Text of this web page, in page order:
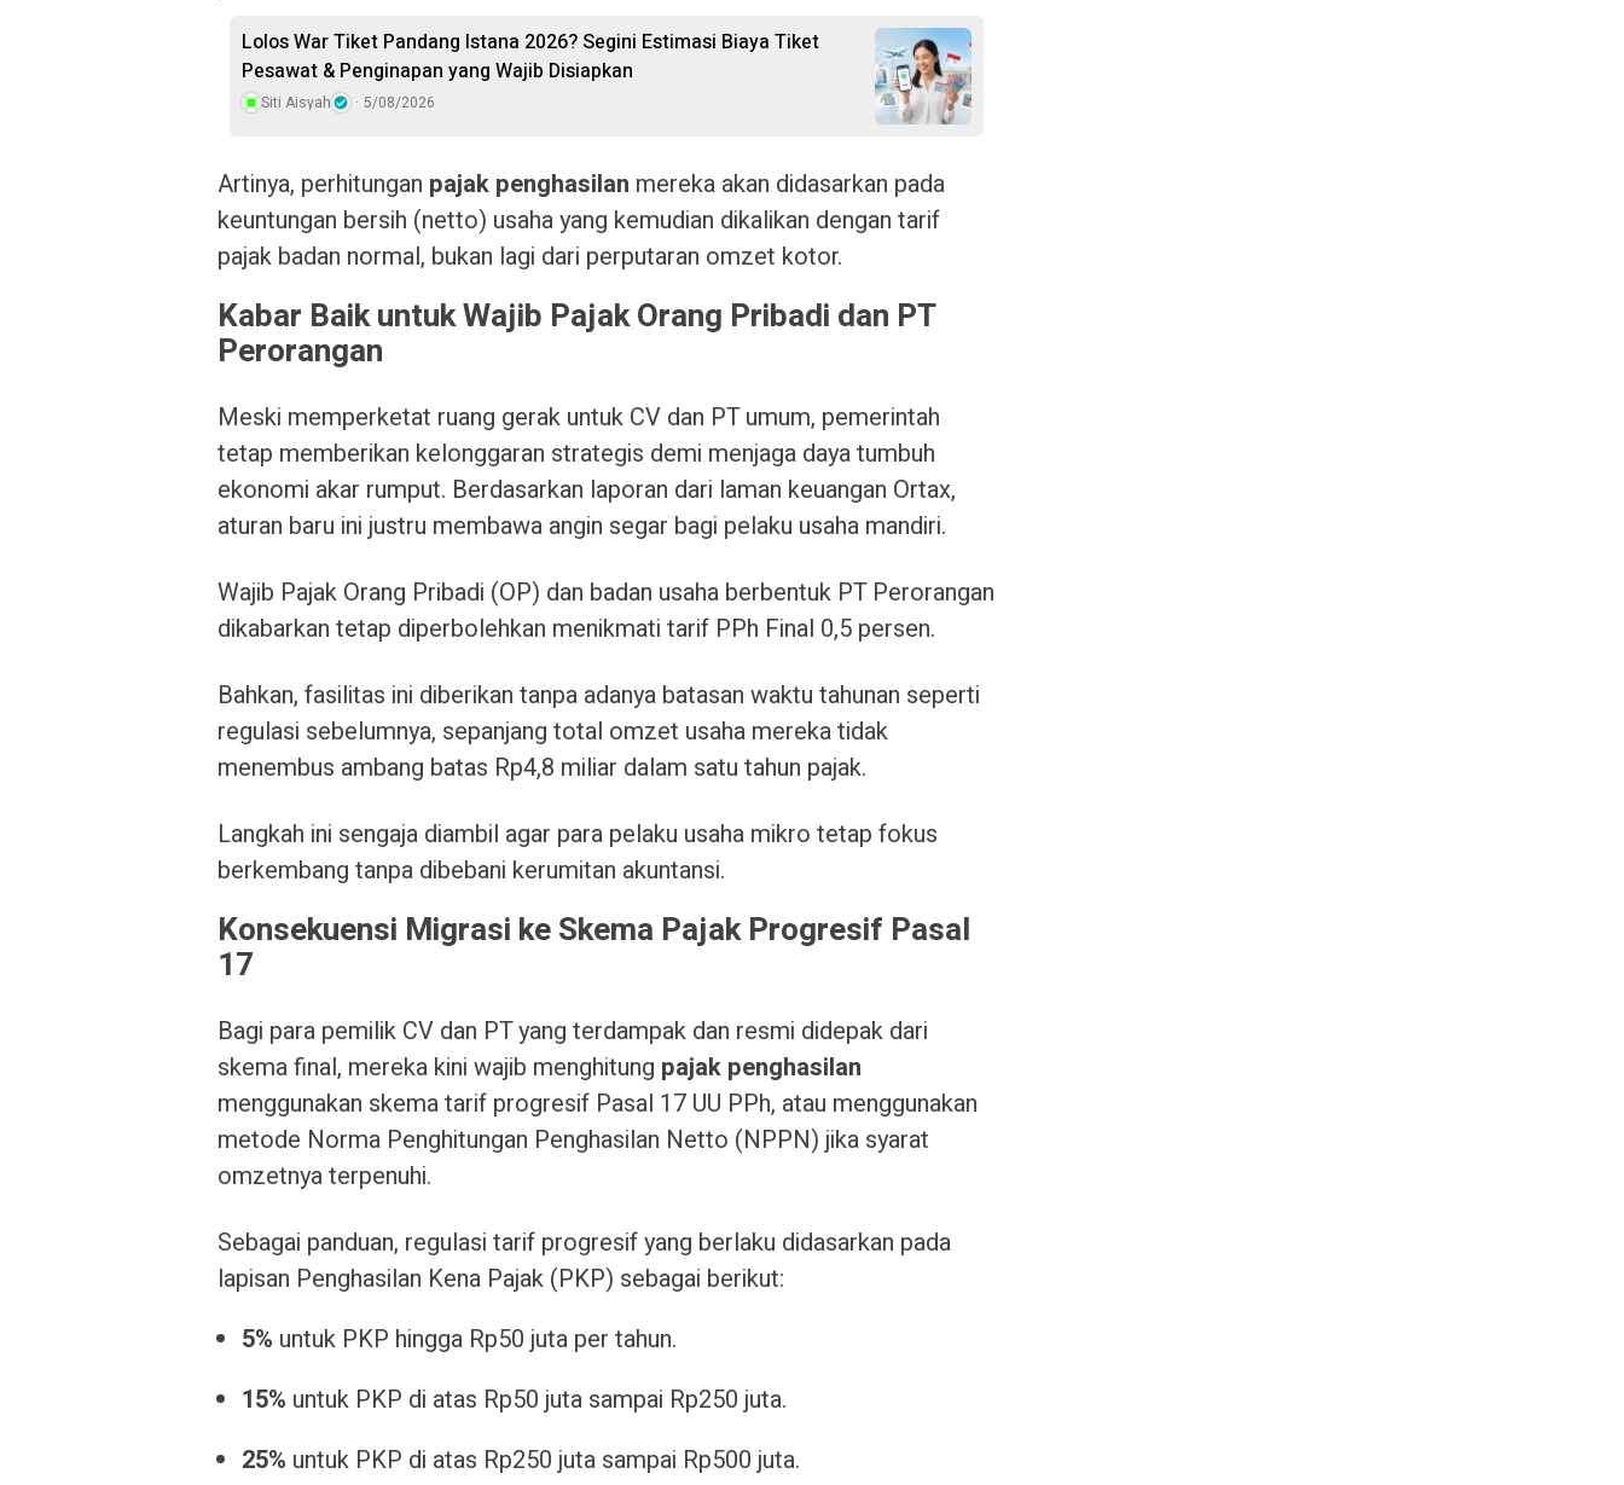
Lolos War Tiket Pandang Istana 2026? Segini Estimasi Biaya Tiket
Pesawat & Penginapan yang Wajib Disiapkan
Siti Aisyah 5/08/2026
Artinya, perhitungan pajak penghasilan mereka akan didasarkan pada
keuntungan bersih (netto) usaha yang kemudian dikalikan dengan tarif
pajak badan normal, bukan lagi dari perputaran omzet kotor.
Kabar Baik untuk Wajib Pajak Orang Pribadi dan PT
Perorangan
Meski memperketat ruang gerak untuk CV dan PT umum, pemerintah
tetap memberikan kelonggaran strategis demi menjaga daya tumbuh
ekonomi akar rumput. Berdasarkan laporan dari laman keuangan Ortax,
aturan baru ini justru membawa angin segar bagi pelaku usaha mandiri.
Wajib Pajak Orang Pribadi (OP) dan badan usaha berbentuk PT Perorangan
dikabarkan tetap diperbolehkan menikmati tarif PPh Final 0,5 persen.
Bahkan, fasilitas ini diberikan tanpa adanya batasan waktu tahunan seperti
regulasi sebelumnya, sepanjang total omzet usaha mereka tidak
menembus ambang batas Rp4,8 miliar dalam satu tahun pajak.
Langkah ini sengaja diambil agar para pelaku usaha mikro tetap fokus
berkembang tanpa dibebani kerumitan akuntansi.
Konsekuensi Migrasi ke Skema Pajak Progresif Pasal
17
Bagi para pemilik CV dan PT yang terdampak dan resmi didepak dari
skema final, mereka kini wajib menghitung pajak penghasilan
menggunakan skema tarif progresif Pasal 17 UU PPh, atau menggunakan
metode Norma Penghitungan Penghasilan Netto (NPPN) jika syarat
omzetnya terpenuhi.
Sebagai panduan, regulasi tarif progresif yang berlaku didasarkan pada
lapisan Penghasilan Kena Pajak (PKP) sebagai berikut:
5% untuk PKP hingga Rp50 juta per tahun.
15% untuk PKP di atas Rp50 juta sampai Rp250 juta.
25% untuk PKP di atas Rp250 juta sampai Rp500 juta.